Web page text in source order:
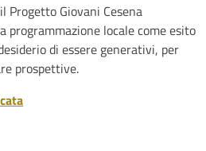
Progetto Giovani Cesena
programmazione locale come esito
di essere generativi, per
prospettive.